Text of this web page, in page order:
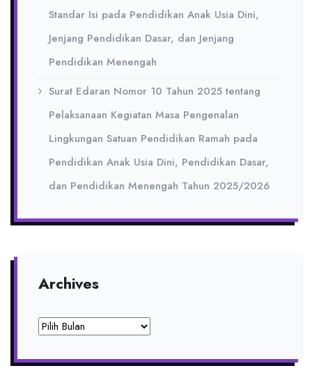
Standar Isi pada Pendidikan Anak Usia Dini,
Jenjang Pendidikan Dasar, dan Jenjang
Pendidikan Menengah
Surat Edaran Nomor 10 Tahun 2025 tentang
Pelaksanaan Kegiatan Masa Pengenalan
Lingkungan Satuan Pendidikan Ramah pada
Pendidikan Anak Usia Dini, Pendidikan Dasar,
dan Pendidikan Menengah Tahun 2025/2026
Archives
Archives